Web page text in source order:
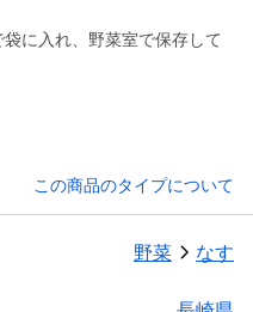
に入れ、野菜室で保存して
この商品のタイプについて
野菜 なす